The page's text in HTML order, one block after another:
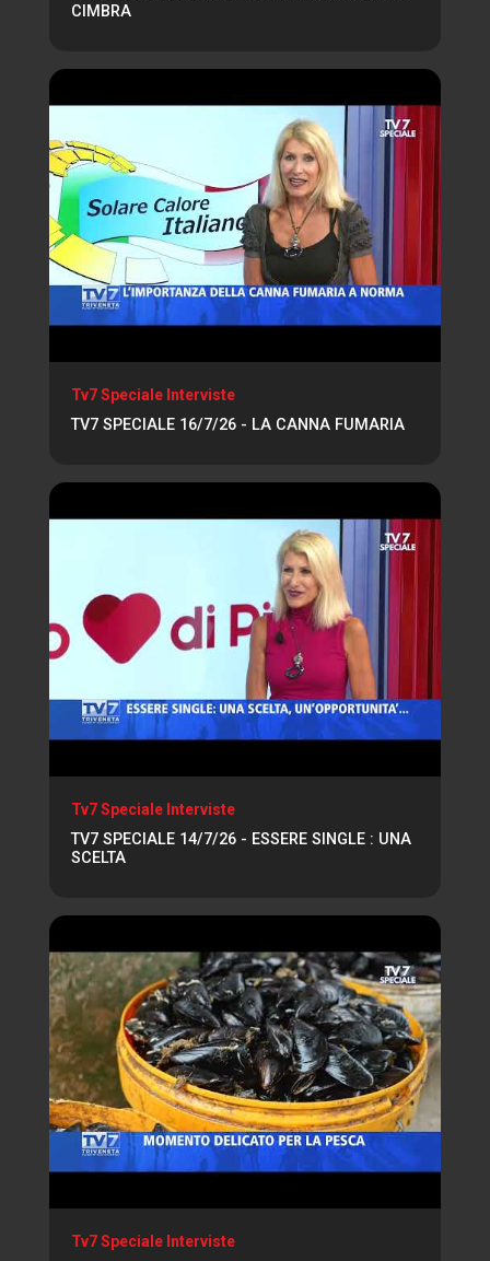
CIMBRA
Tv7 Speciale Interviste
TV7 SPECIALE 16/7/26 - LA CANNA FUMARIA
Tv7 Speciale Interviste
TV7 SPECIALE 14/7/26 - ESSERE SINGLE : UNA
SCELTA
Tv7 Speciale Interviste